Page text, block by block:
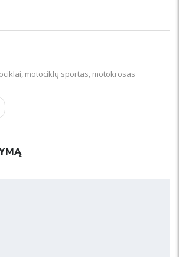
, motociklų sportas, motokrosas